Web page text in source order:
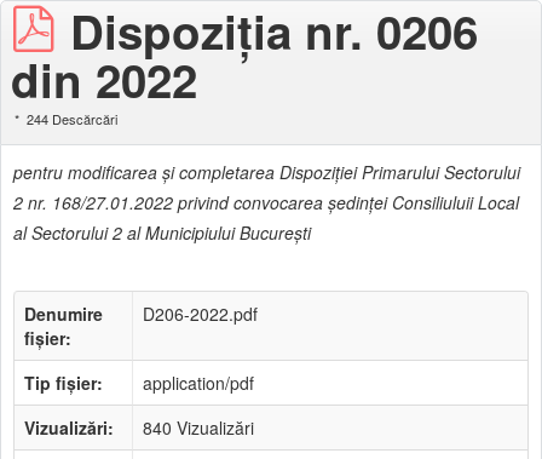
Dispoziţia nr. 0206
din 2022
244 Descărcări
pentru modificarea şi completarea Dispoziţiei Primarului Sectorului
2 nr. 168/27.01.2022 privind convocarea şedinţei Consiliuluii Local
al Sectorului 2 al Municipiului Bucureşti
Denumire
fișier:
D206-2022.pdf
Tip fișier:
application/pdf
Vizualizări:
840 Vizualizări